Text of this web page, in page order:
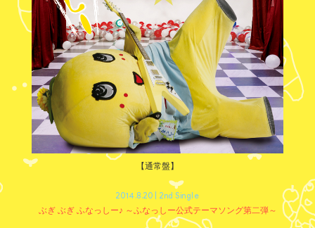
【通常盤】
2014.8.20 | 2nd Single
ぶぎ ぶぎ ふなっしー♪ ～ふなっしー公式テーマソング第二弾～